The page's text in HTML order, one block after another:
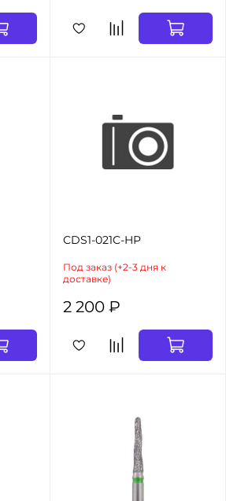
CDS1-021C-HP
Под заказ (+2-3 дня к
доставке)
2 200 ₽